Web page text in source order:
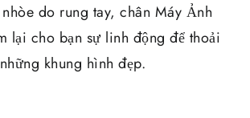
do rung tay, chân Máy Ảnh
lại cho bạn sự linh động để thoải
khung hình đẹp.